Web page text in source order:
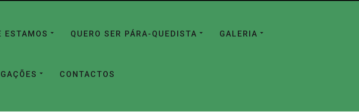
ESTAMOS QUERO SER PÁRA-QUEDISTA GALERIA
CONTACTOS